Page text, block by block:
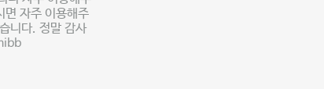
면 자주 이용해주
니다. 정말 감사